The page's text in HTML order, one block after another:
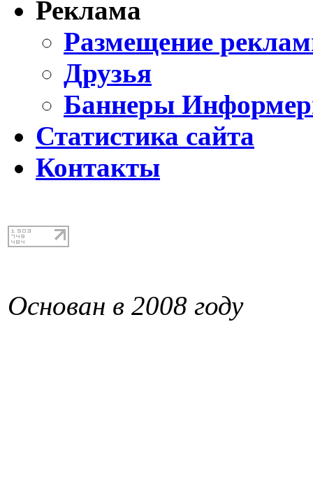
Реклама
Размещение
Друзья
Баннеры
Статистика сайта
Контакты
Основан в 2008 году